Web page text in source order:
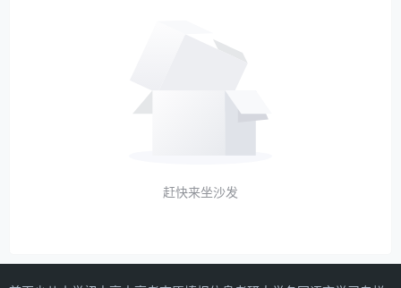
赶快来坐沙发